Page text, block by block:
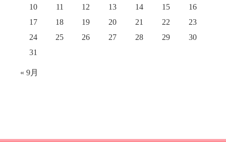
10
11 12 13 14 15
16
17
18 19 20 21 22
23
24
25 26 27 28 29
30
31
« 9月